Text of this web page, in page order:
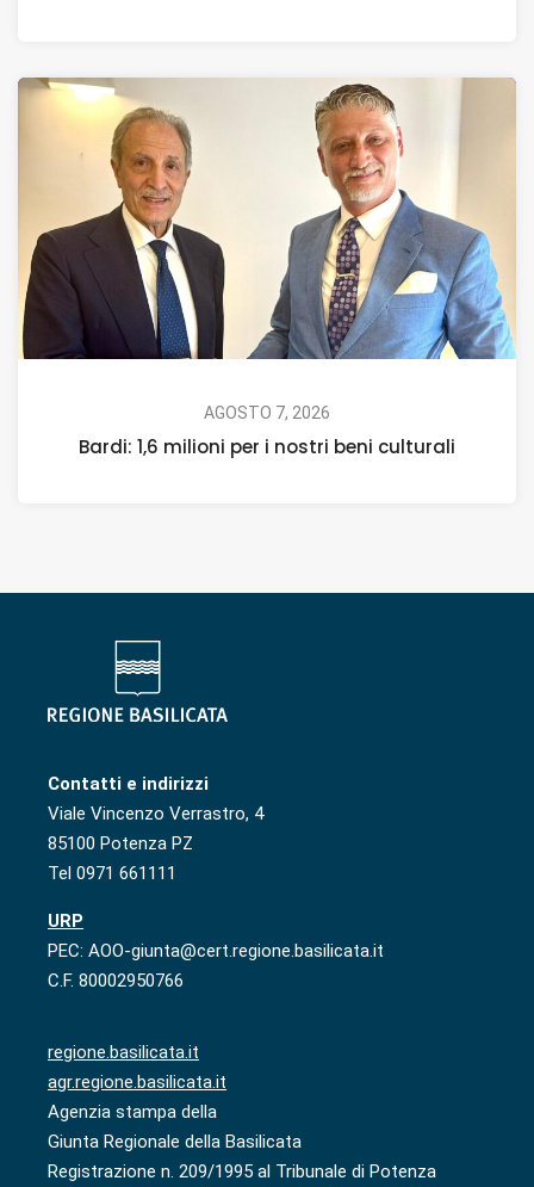
AGOSTO 7, 2026
Bardi: 1,6 milioni per i nostri beni culturali
Contatti e indirizzi
Viale Vincenzo Verrastro, 4
85100 Potenza PZ
Tel 0971 661111
URP
PEC: AOO-giunta@cert.regione.basilicata.it
C.F. 80002950766
regione.basilicata.it
agr.regione.basilicata.it
Agenzia stampa della
Giunta Regionale della Basilicata
Registrazione n. 209/1995 al Tribunale di Potenza